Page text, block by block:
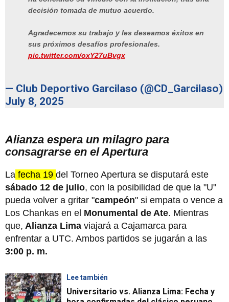
decisión tomada de mutuo acuerdo.
Agradecemos su trabajo y les deseamos éxitos en
sus próximos desafíos profesionales.
pic.twitter.com/oxY27uBvgx
— Club Deportivo Garcilaso (@CD_Garcilaso)
July 8, 2025
Alianza espera un milagro para
consagrarse en el Apertura
La fecha 19 del Torneo Apertura se disputará este
sábado 12 de julio, con la posibilidad de que la "U"
pueda volver a gritar "campeón" si empata o vence a
Los Chankas en el Monumental de Ate. Mientras
que, Alianza Lima viajará a Cajamarca para
enfrentar a UTC. Ambos partidos se jugarán a las
3:00 p. m.
Lee también
Universitario vs. Alianza Lima: Fecha y